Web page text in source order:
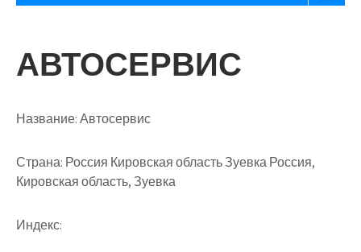
АВТОСЕРВИС
Название:Автосервис
Страна: Россия Кировская область Зуевка Россия,
Кировская область, Зуевка
Индекс: